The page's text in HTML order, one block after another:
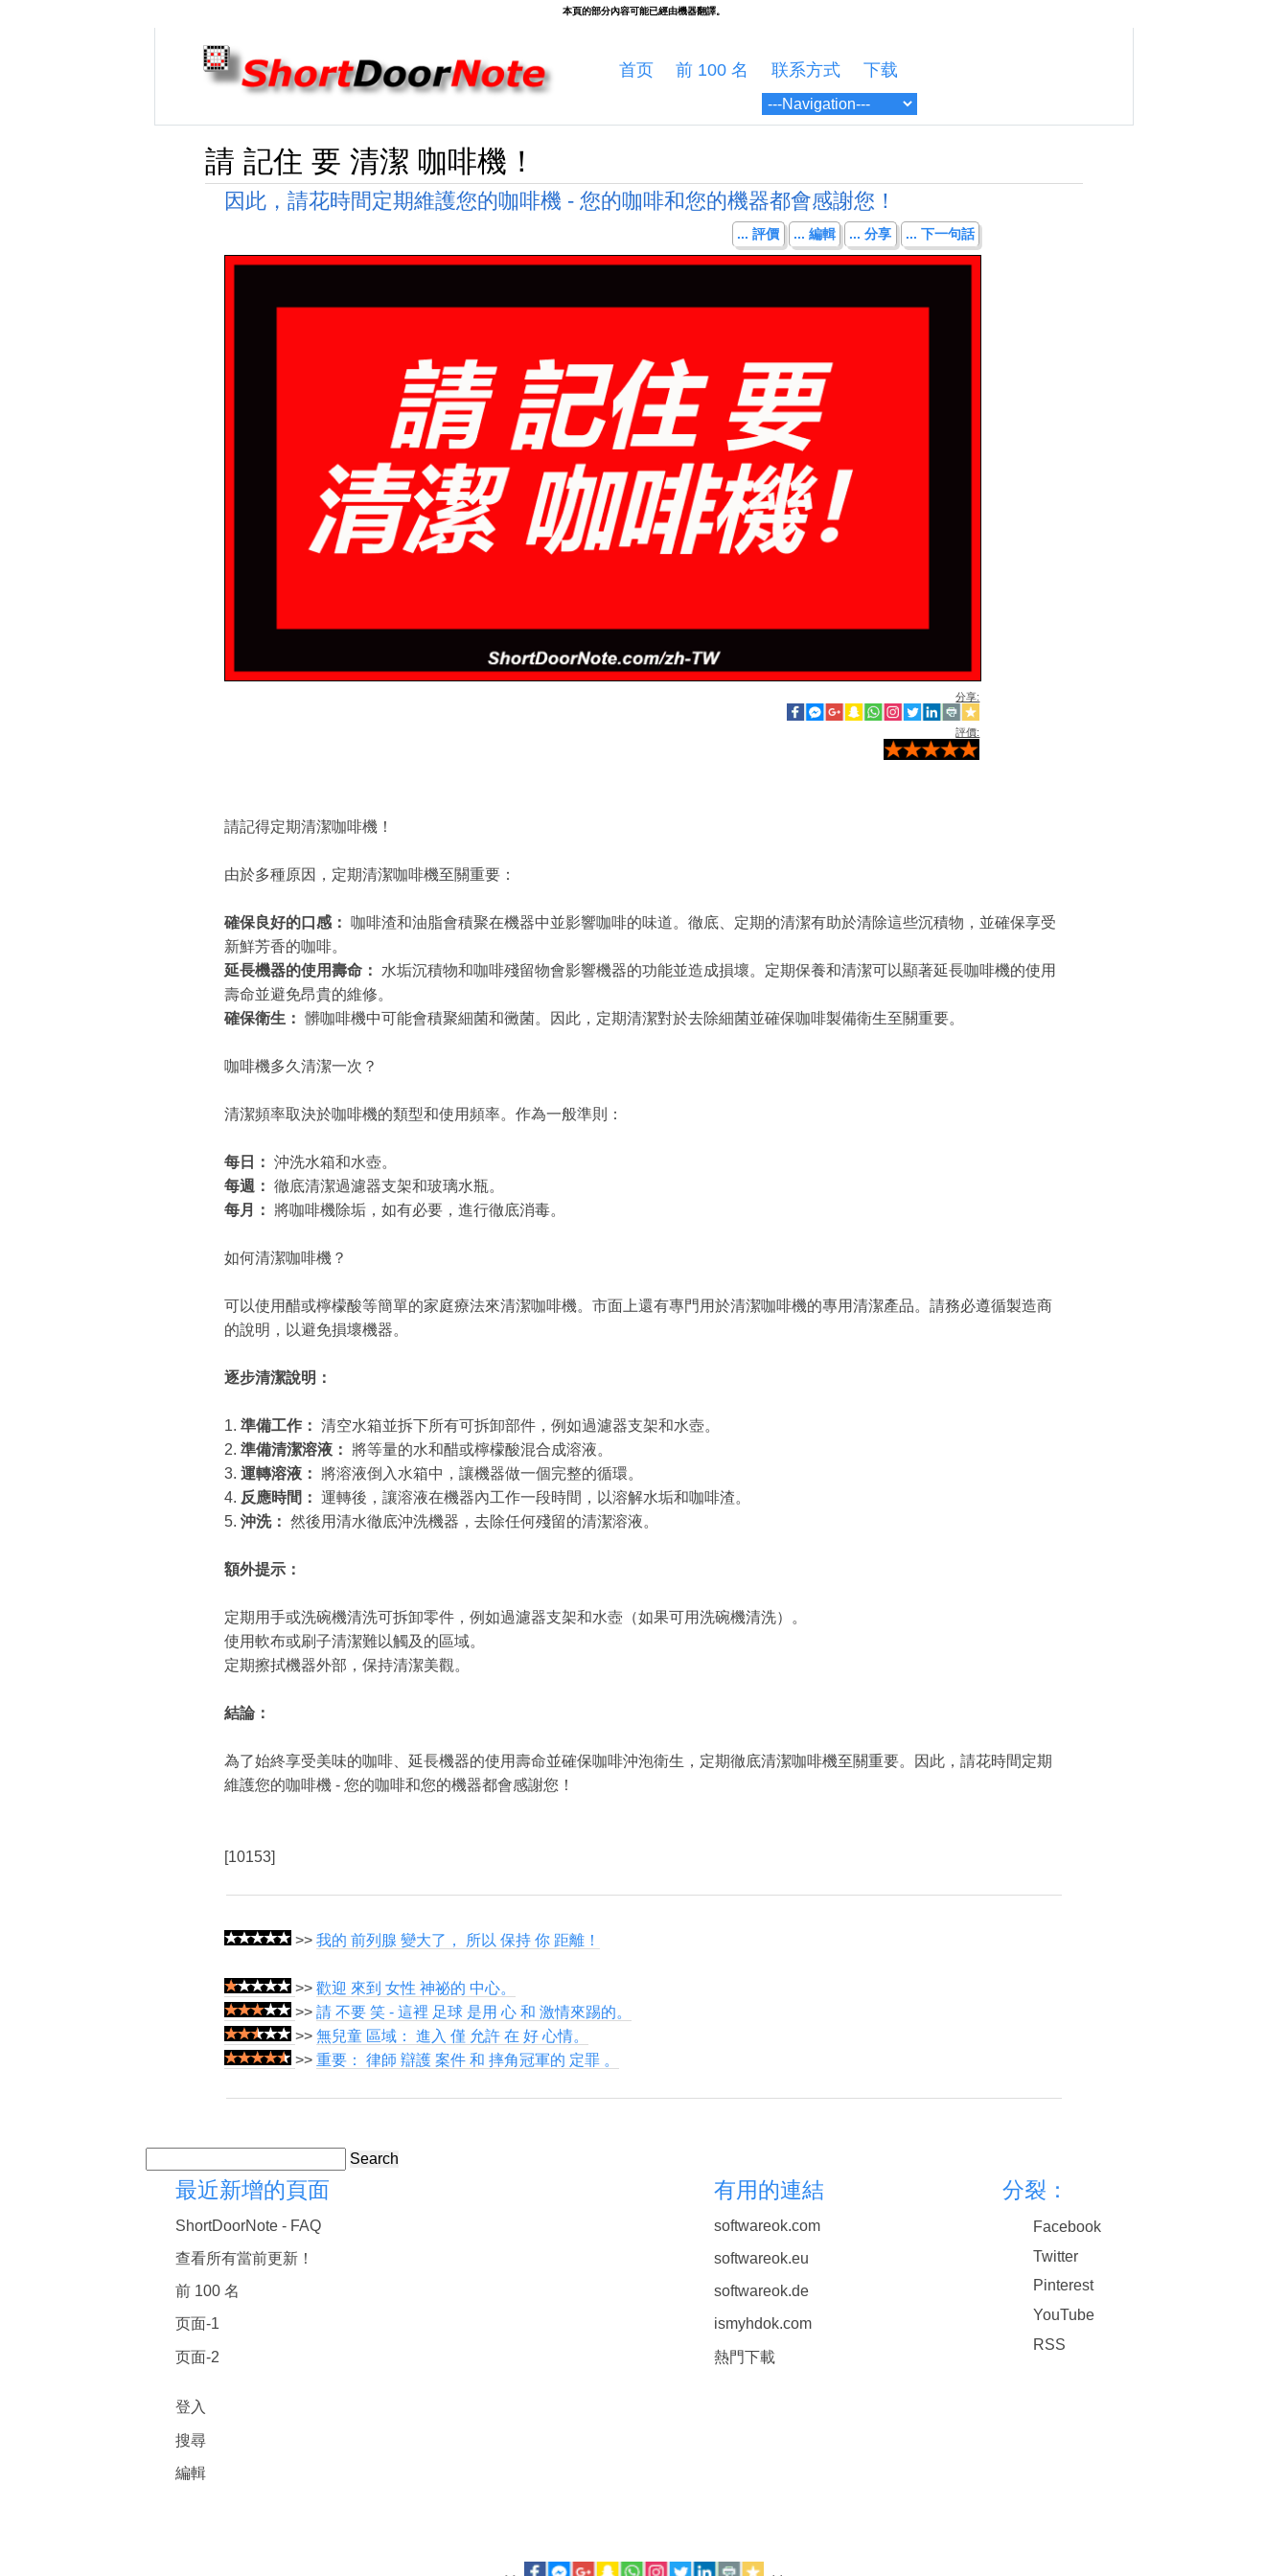
首页 前 100 名 联系方式 下载
請 記住 要 清潔 咖啡機！
因此，請花時間定期維護您的咖啡機 - 您的咖啡和您的機器都會感謝您！
... 評價 ... 編輯 ... 分享 ... 下一句話
分享:
評價:
請記得定期清潔咖啡機！
由於多種原因，定期清潔咖啡機至關重要：
確保良好的口感：
咖啡渣和油脂會積聚在機器中並影響咖啡的味道。徹底、定期的清潔有助於清除這些沉積物，並確保享受
新鮮芳香的咖啡。
延長機器的使用壽命：
水垢沉積物和咖啡殘留物會影響機器的功能並造成損壞。定期保養和清潔可以顯著延長咖啡機的使用
壽命並避免昂貴的維修。
確保衛生： 髒咖啡機中可能會積聚細菌和黴菌。因此，定期清潔對於去除細菌並確保咖啡製備衛生至關重要。
咖啡機多久清潔一次？
清潔頻率取決於咖啡機的類型和使用頻率。作為一般準則：
每日： 沖洗水箱和水壺。
每週： 徹底清潔過濾器支架和玻璃水瓶。
每月：
將咖啡機除垢，如有必要，進行徹底消毒。
如何清潔咖啡機？
可以使用醋或檸檬酸等簡單的家庭療法來清潔咖啡機。市面上還有專門用於清潔咖啡機的專用清潔產品。請務必遵循製造商
的說明，以避免損壞機器。
逐步清潔說明：
1. 準備工作： 清空水箱並拆下所有可拆卸部件，例如過濾器支架和水壺。
2. 準備清潔溶液：
將等量的水和醋或檸檬酸混合成溶液。
3. 運轉溶液：
將溶液倒入水箱中，讓機器做一個完整的循環。
4. 反應時間： 運轉後，讓溶液在機器內工作一段時間，以溶解水垢和咖啡渣。
5. 沖洗： 然後用清水徹底沖洗機器，去除任何殘留的清潔溶液。
額外提示：
定期用手或洗碗機清洗可拆卸零件，例如過濾器支架和水壺（如果可用洗碗機清洗）。
使用軟布或刷子清潔難以觸及的區域。
定期擦拭機器外部，保持清潔美觀。
結論：
為了始終享受美味的咖啡、延長機器的使用壽命並確保咖啡沖泡衛生，定期徹底清潔咖啡機至關重要。因此，請花時間定期
維護您的咖啡機 - 您的咖啡和您的機器都會感謝您！
[10153]
>> 我的 前列腺 變大了， 所以 保持 你 距離！
>> 歡迎 來到 女性 神祕的 中心。
>> 請 不要 笑 - 這裡 足球 是用 心 和 激情來踢的。
>> 無兒童 區域： 進入 僅 允許 在 好 心情。
>> 重要： 律師 辯護 案件 和 摔角冠軍的 定罪 。
Search
最近新增的頁面
ShortDoorNote - FAQ
查看所有當前更新！
前 100 名
页面-1
页面-2
登入
搜尋
編輯
有用的連結
softwareok.com
softwareok.eu
softwareok.de
ismyhdok.com
熱門下載
分裂：
Facebook
Twitter
Pinterest
YouTube
RSS